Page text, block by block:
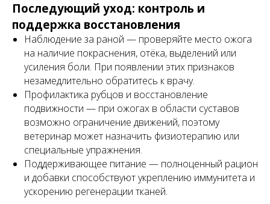
Последующий уход: контроль и
поддержка восстановления
Наблюдение за раной — проверяйте место ожога
на наличие покраснения, отёка, выделений или
усиления боли. При появлении этих признаков
незамедлительно обратитесь к врачу.
Профилактика рубцов и восстановление
подвижности — при ожогах в области суставов
возможно ограничение движений, поэтому
ветеринар может назначить физиотерапию или
специальные упражнения.
Поддерживающее питание — полноценный рацион
и добавки способствуют укреплению иммунитета и
ускорению регенерации тканей.